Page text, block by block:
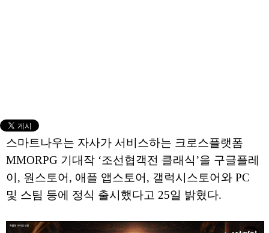
스마트나우는 자사가 서비스하는 크로스플랫폼
MMORPG 기대작 ‘조선협객전 클래식’을 구글플레
이, 원스토어, 애플 앱스토어, 갤럭시스토어와 PC
및 스팀 등에 정식 출시했다고 25일 밝혔다.